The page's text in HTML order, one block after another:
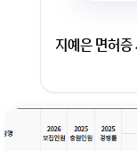
지예은 면허